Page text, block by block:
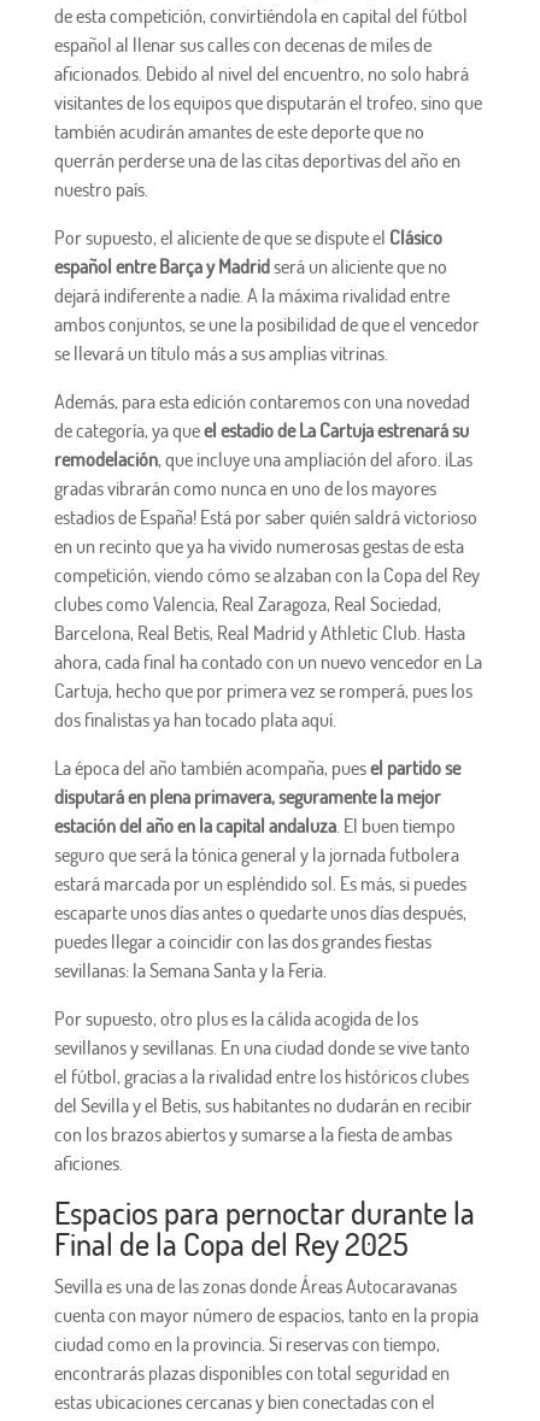
de esta competición, convirtiéndola en capital del fútbol
español al llenar sus calles con decenas de miles de
aficionados. Debido al nivel del encuentro, no solo habrá
visitantes de los equipos que disputarán el trofeo, sino que
también acudirán amantes de este deporte que no
querrán perderse una de las citas deportivas del año en
nuestro país.
Por supuesto, el aliciente de que se dispute el Clásico
español entre Barça y Madridserá un aliciente que no
dejará indiferente a nadie. A la máxima rivalidad entre
ambos conjuntos, se une la posibilidad de que el vencedor
se llevará un título más a sus amplias vitrinas.
Además, para esta edición contaremos con una novedad
de categoría, ya queel estadio de La Cartuja estrenará su
remodelación, que incluye una ampliación del aforo. ¡Las
gradas vibrarán como nunca en uno de los mayores
estadios de España! Está por saber quién saldrá victorioso
en un recinto que ya ha vivido numerosas gestas de esta
competición, viendo cómo se alzaban con la Copa del Rey
clubes como Valencia, Real Zaragoza, Real Sociedad,
Barcelona, Real Betis, Real Madrid y Athletic Club. Hasta
ahora, cada final ha contado con un nuevo vencedor en La
Cartuja, hecho que por primera vez se romperá, pues los
dos finalistas ya han tocado plata aquí.
La época del año también acompaña, puesel partido se
disputará en plena primavera, seguramente la mejor
estación del año en la capital andaluza. El buen tiempo
seguro que será la tónica general y la jornada futbolera
estará marcada por un espléndido sol. Es más, si puedes
escaparte unos días antes o quedarte unos días después,
puedes llegar a coincidir con las dos grandes fiestas
sevillanas: la Semana Santa y la Feria.
Por supuesto, otro plus es la cálida acogida de los
sevillanos y sevillanas. En una ciudad donde se vive tanto
el fútbol, gracias a la rivalidad entre los históricos clubes
del Sevilla y el Betis, sus habitantes no dudarán en recibir
con los brazos abiertos y sumarse a la fiesta de ambas
aficiones.
Espacios para pernoctar durante la
Final de la Copa del Rey 2025
Sevilla es una de las zonas donde Áreas Autocaravanas
cuenta con mayor número de espacios, tanto en la propia
ciudad como en la provincia. Si reservas con tiempo,
encontrarás plazas disponibles con total seguridad en
estas ubicaciones cercanas y bien conectadas con el